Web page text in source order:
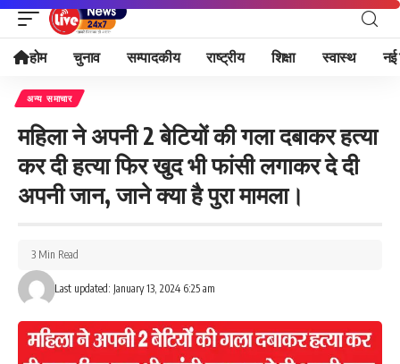
होम चुनाव सम्पादकीय राष्ट्रीय शिक्षा स्वास्थ नई
अन्य समाचार
महिला ने अपनी 2 बेटियों की गला दबाकर हत्या
कर दी हत्या फिर खुद भी फांसी लगाकर दे दी
अपनी जान, जाने क्या है पुरा मामला।
Last updated: January 13, 2024 6:25 am
3 Min Read